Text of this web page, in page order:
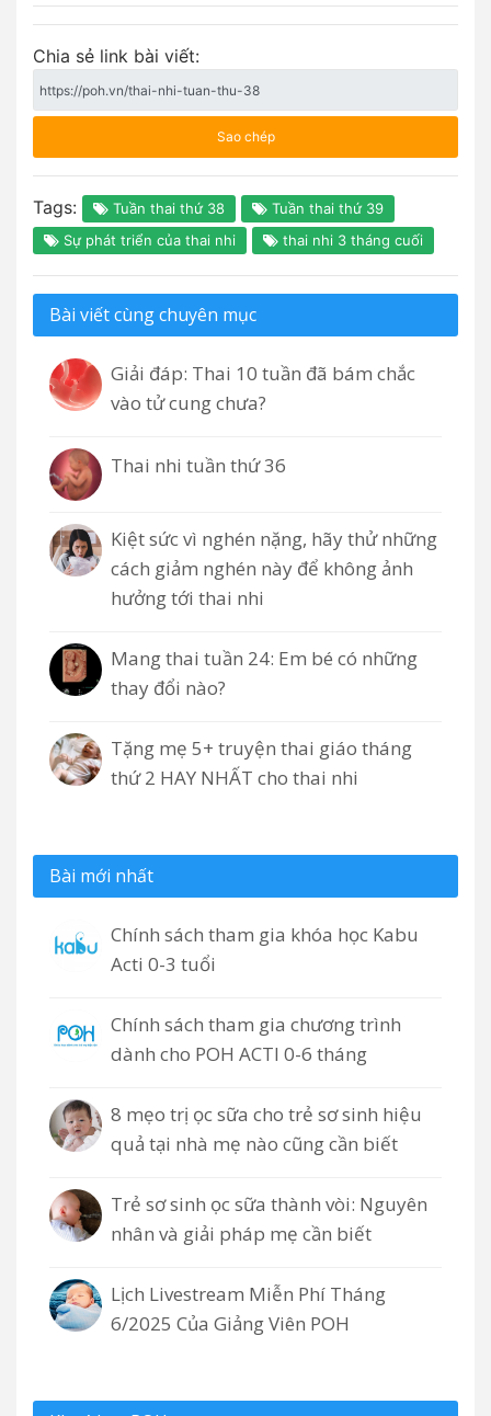
Chia sẻ link bài viết:
Sao chép
Tags: Tuần thai thứ 38
Tuần thai thứ 39
Sự phát triển của thai nhi
thai nhi 3 tháng cuối
Bài viết cùng chuyên mục
Giải đáp: Thai 10 tuần đã bám chắc
vào tử cung chưa?
Thai nhi tuần thứ 36
Kiệt sức vì nghén nặng, hãy thử những
cách giảm nghén này để không ảnh
hưởng tới thai nhi
Mang thai tuần 24: Em bé có những
thay đổi nào?
Tặng mẹ 5+ truyện thai giáo tháng
thứ 2 HAY NHẤT cho thai nhi
Bài mới nhất
Chính sách tham gia khóa học Kabu
Acti 0-3 tuổi
Chính sách tham gia chương trình
dành cho POH ACTI 0-6 tháng
8 mẹo trị ọc sữa cho trẻ sơ sinh hiệu
quả tại nhà mẹ nào cũng cần biết
Trẻ sơ sinh ọc sữa thành vòi: Nguyên
nhân và giải pháp mẹ cần biết
Lịch Livestream Miễn Phí Tháng
6/2025 Của Giảng Viên POH